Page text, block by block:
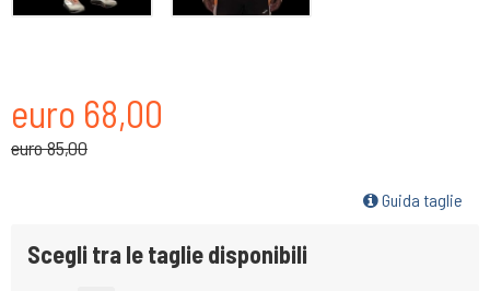
euro 68,00
euro 85,00
Guida taglie
Scegli tra le taglie disponibili